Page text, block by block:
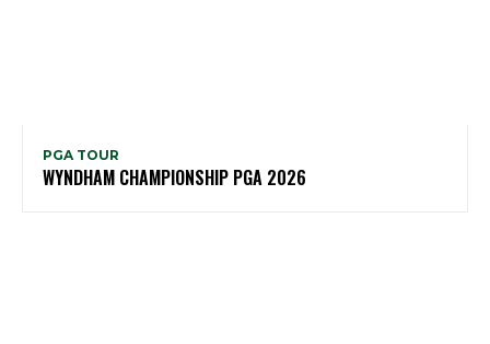
PGA TOUR
WYNDHAM CHAMPIONSHIP PGA 2026